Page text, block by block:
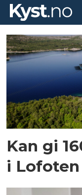
Tag:
lofoten
Kan gi
i